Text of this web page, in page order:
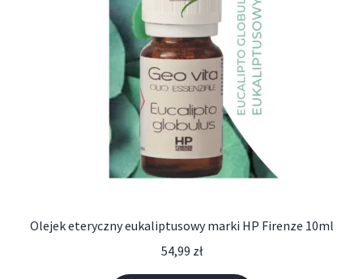
Olejek eteryczny eukaliptusowy marki HP Firenze 10ml
54,99 zł